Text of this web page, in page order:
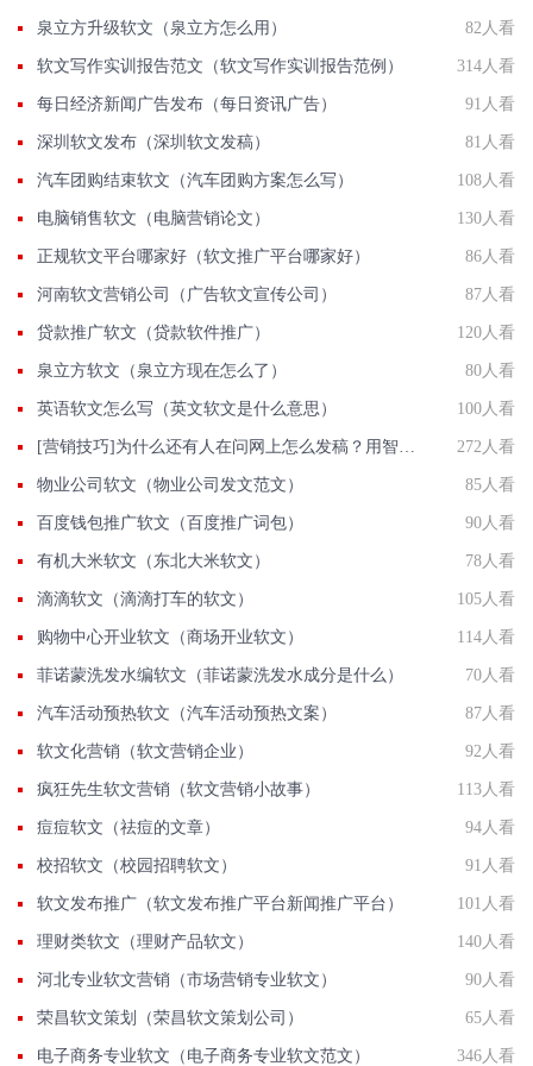
泉立方升级软文（泉立方怎么用） 82人看
软文写作实训报告范文（软文写作实训报告范例） 314人看
每日经济新闻广告发布（每日资讯广告） 91人看
深圳软文发布（深圳软文发稿） 81人看
汽车团购结束软文（汽车团购方案怎么写） 108人看
电脑销售软文（电脑营销论文） 130人看
正规软文平台哪家好（软文推广平台哪家好） 86人看
河南软文营销公司（广告软文宣传公司） 87人看
贷款推广软文（贷款软件推广） 120人看
泉立方软文（泉立方现在怎么了） 80人看
英语软文怎么写（英文软文是什么意思） 100人看
272人看
物业公司软文（物业公司发文范文） 85人看
百度钱包推广软文（百度推广词包） 90人看
有机大米软文（东北大米软文） 78人看
滴滴软文（滴滴打车的软文） 105人看
购物中心开业软文（商场开业软文） 114人看
菲诺蒙洗发水编软文（菲诺蒙洗发水成分是什么） 70人看
汽车活动预热软文（汽车活动预热文案） 87人看
软文化营销（软文营销企业） 92人看
疯狂先生软文营销（软文营销小故事） 113人看
痘痘软文（祛痘的文章） 94人看
校招软文（校园招聘软文） 91人看
软文发布推广（软文发布推广平台新闻推广平台） 101人看
理财类软文（理财产品软文） 140人看
河北专业软文营销（市场营销专业软文） 90人看
荣昌软文策划（荣昌软文策划公司） 65人看
电子商务专业软文（电子商务专业软文范文） 346人看